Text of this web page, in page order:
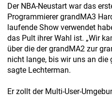
Der NBA-Neustart war das
Programmierer grandMA3
laufende Show verwendet
das Pult ihrer Wahl ist. „Wir
über die der grandMA2 zur
nicht lange, bis wir uns an die
sagte Lechterman.
Er zollt der Multi-User-